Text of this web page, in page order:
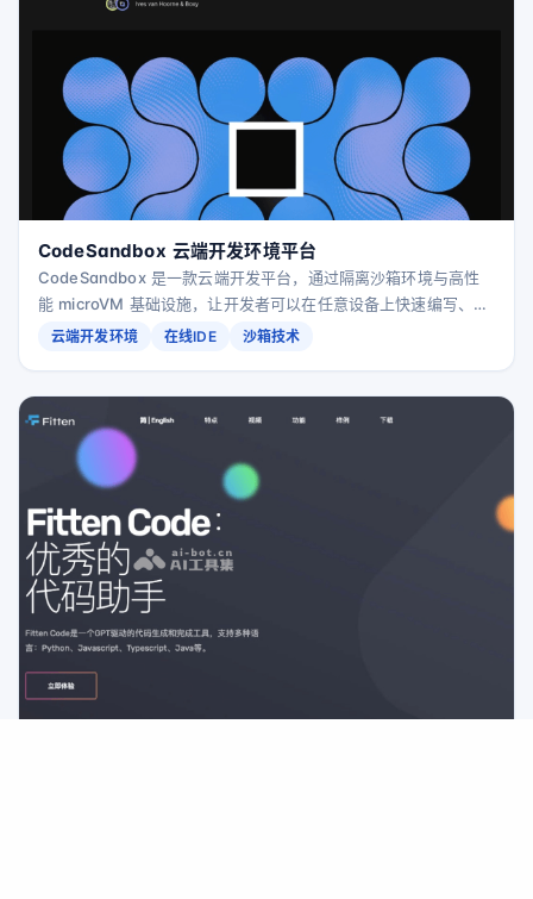
CodeSandbox 云端开发环境平台
CodeSandbox 是一款云端开发平台，通过隔离沙箱环境与高性
能 microVM 基础设施，让开发者可以在任意设备上快速编写、运
行、测试和协作开发各类项目，并安全执行不受信任代码。
云端开发环境 在线IDE 沙箱技术